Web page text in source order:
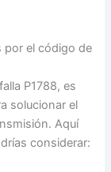
por el código de
P1788, es
solucionar el
Aquí
considerar: